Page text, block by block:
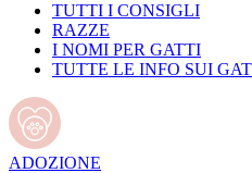
TUTTI I CONSIGLI
RAZZE
I NOMI PER GATTI
TUTTE LE INFO SUI
ADOZIONE